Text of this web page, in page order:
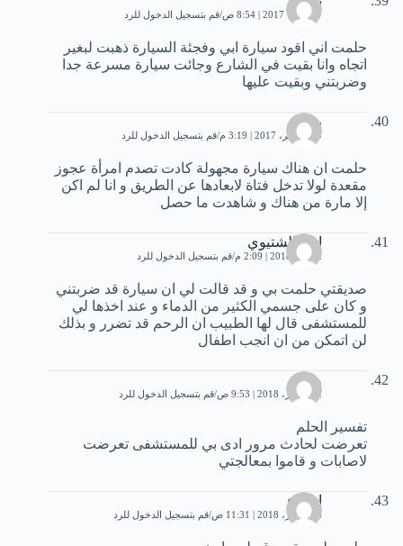
7 أكتوبر، 2017 | 8:54 ص قم بتسجيل الدخول للرد
حلمت اني اقود سيارة ابي وفجئة السيارة ذهبت لبغير
اتجاه وانا بقيت في الشارع وجائت سيارة مسرعة جدا
وضربتني وبقيت عليها
رنيم
19 نوفمبر، 2017 | 3:19 م قم بتسجيل الدخول للرد
حلمت ان هناك سيارة مجهولة كادت تصدم امرأة عجوز
مقعدة لولا تدخل فتاة لابعادها عن الطريق و انا لم اكن
إلا مارة من هناك و شاهدت ما حصل
امل الشتيوي
2 يناير، 2018 | 2:09 م قم بتسجيل الدخول للرد
صديقتي حلمت بي و قد قالت لي ان سيارة قد ضربتني
و كان على جسمي الكثير من الدماء و عند اخذها لي
للمستشفى قال لها الطبيب ان الرحم قد تضرر و بذلك
لن اتمكن من ان انجب اطفال
وايع
12 فبراير، 2018 | 9:53 ص قم بتسجيل الدخول للرد
تفسير الحلم
تعرضت لحادث مرور ادى بي للمستشفى تعرضت
لاصابات و قاموا بمعالجتي
اسماء
16 فبراير، 2018 | 11:31 ص قم بتسجيل الدخول للرد